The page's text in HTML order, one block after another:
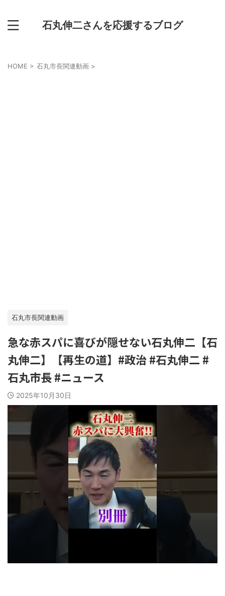
石丸伸二さんを応援するブログ
HOME > 石丸市長関連動画 >
石丸市長関連動画
急な赤スパに喜びが隠せない石丸伸二【石
丸伸二】【再生の道】#政治 #石丸伸二 #
石丸市長 #ニュース
2025年10月30日